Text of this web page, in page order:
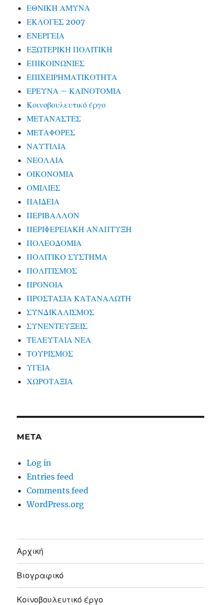
ΕΘΝΙΚΗ ΑΜΥΝΑ
ΕΚΛΟΓΕΣ 2007
ΕΝΕΡΓΕΙΑ
ΕΞΩΤΕΡΙΚΗ ΠΟΛΙΤΙΚΗ
ΕΠΙΚΟΙΝΩΝΙΕΣ
ΕΠΙΧΕΙΡΗΜΑΤΙΚΟΤΗΤΑ
ΕΡΕΥΝΑ – ΚΑΙΝΟΤΟΜΙΑ
Κοινοβουλευτικό έργο
ΜΕΤΑΝΑΣΤΕΣ
ΜΕΤΑΦΟΡΕΣ
ΝΑΥΤΙΛΙΑ
ΝΕΟΛΑΙΑ
ΟΙΚΟΝΟΜΙΑ
ΟΜΙΛΙΕΣ
ΠΑΙΔΕΙΑ
ΠΕΡΙΒΑΛΛΟΝ
ΠΕΡΙΦΕΡΕΙΑΚΗ ΑΝΑΠΤΥΞΗ
ΠΟΛΕΟΔΟΜΙΑ
ΠΟΛΙΤΙΚΟ ΣΥΣΤΗΜΑ
ΠΟΛΙΤΙΣΜΟΣ
ΠΡΟΝΟΙΑ
ΠΡΟΣΤΑΣΙΑ ΚΑΤΑΝΑΛΩΤΗ
ΣΥΝΔΙΚΑΛΙΣΜΟΣ
ΣΥΝΕΝΤΕΥΞΕΙΣ
ΤΕΛΕΥΤΑΙΑ ΝΕΑ
ΤΟΥΡΙΣΜΟΣ
ΥΓΕΙΑ
ΧΩΡΟΤΑΞΙΑ
META
Log in
Entries feed
Comments feed
WordPress.org
Αρχική
Βιογραφικό
Κοινοβουλευτικό έργο